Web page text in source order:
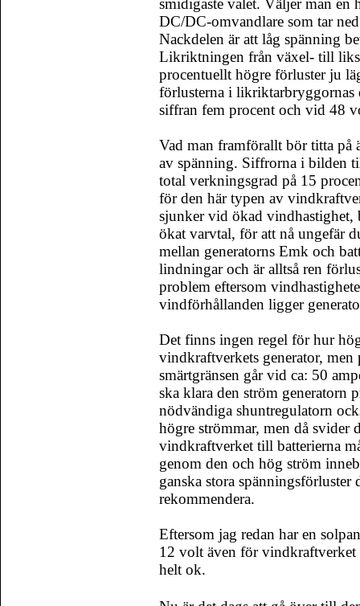
smidigaste valet. Väljer man en
DC/DC-omvandlare som tar
Nackdelen är att låg spänning
Likriktningen från växel- till
procentuellt högre förluster ju
förlusterna i
siffran fem procent och vid 48
Vad man framförallt bör titta på
av spänning. Siffrorna i bilden
total verkningsgrad på 15
för den här typen av
sjunker vid ökad vindhastighet,
ökat varvtal, för att nå ungefär
mellan generatorns Emk och
lindningar och är alltså ren
problem eftersom
vindförhållanden ligger
Det finns ingen regel för hur
vindkraftverkets generator, men
smärtgränsen går vid ca: 50
ska klara den ström generatorn
nödvändiga shuntregulatorn
högre strömmar, men då svider
vindkraftverket till batterierna
genom den och hög ström
ganska stora
rekommendera.
Eftersom jag redan har en
12 volt även för vindkraftverket
helt ok.